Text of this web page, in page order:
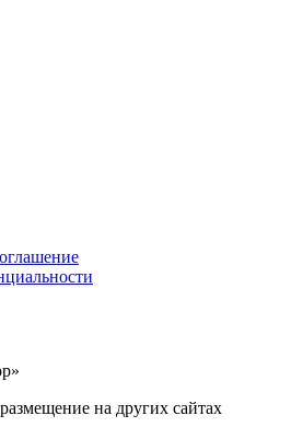
на других сайтах